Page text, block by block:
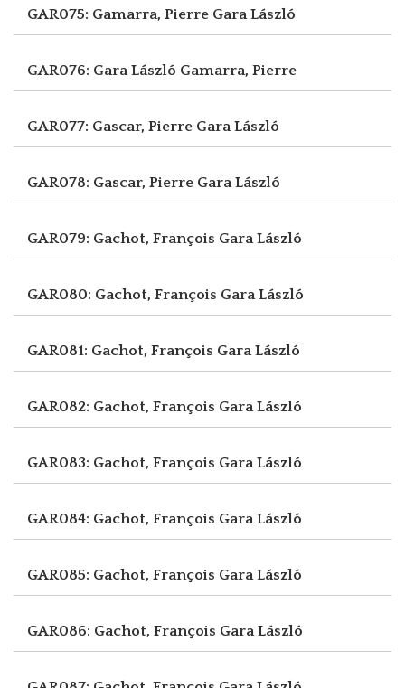
GAR075: Gamarra, Pierre Gara László
GAR076: Gara László Gamarra, Pierre
GAR077: Gascar, Pierre Gara László
GAR078: Gascar, Pierre Gara László
GAR079: Gachot, François Gara László
GAR080: Gachot, François Gara László
GAR081: Gachot, François Gara László
GAR082: Gachot, François Gara László
GAR083: Gachot, François Gara László
GAR084: Gachot, François Gara László
GAR085: Gachot, François Gara László
GAR086: Gachot, François Gara László